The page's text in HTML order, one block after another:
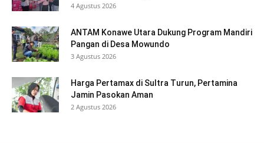
4 Agustus 2026
ANTAM Konawe Utara Dukung Program Mandiri
Pangan di Desa Mowundo
3 Agustus 2026
Harga Pertamax di Sultra Turun, Pertamina
Jamin Pasokan Aman
2 Agustus 2026